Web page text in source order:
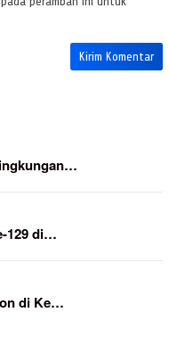
129 di…
di Ke…